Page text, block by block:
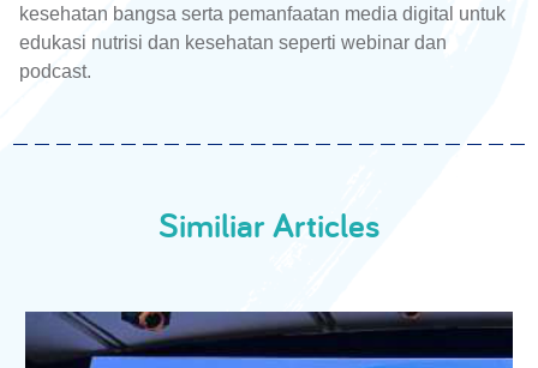
kesehatan bangsa serta pemanfaatan media digital untuk
edukasi nutrisi dan kesehatan seperti webinar dan
podcast.
Similiar Articles